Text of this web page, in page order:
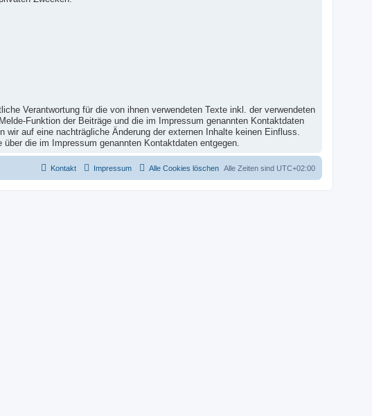
Verantwortung für die von ihnen verwendeten Texte inkl. der verwendeten
Funktion der Beiträge und die im Impressum genannten Kontaktdaten
auf eine nachträgliche Änderung der externen Inhalte keinen Einfluss.
die im Impressum genannten Kontaktdaten entgegen.
Alle Zeiten sind UTC+02:00
Alle Cookies löschen
Impressum
Kontakt